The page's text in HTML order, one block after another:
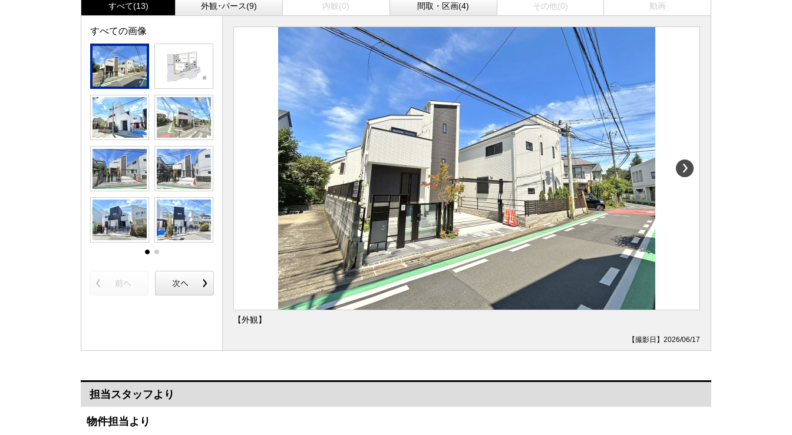
すべて(13) 外観･パース(9) 内観(0) 間取・区画(4) その他(0) 動画
すべての画像
【外観】
【撮影日】2026/06/17
担当スタッフより
物件担当より